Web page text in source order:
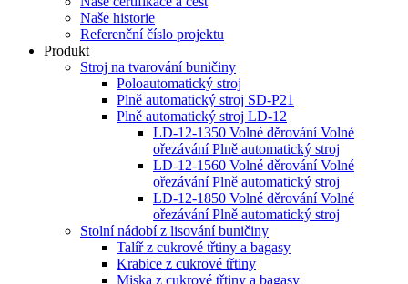
Naše historie
Referenční číslo projektu
Produkt
Stroj na tvarování buničiny
Poloautomatický stroj
Plně automatický stroj SD-P21
Plně automatický stroj LD-12
LD-12-1350 Volné děrování Volné
ořezávání Plně automatický stroj
LD-12-1560 Volné děrování Volné
ořezávání Plně automatický stroj
LD-12-1850 Volné děrování Volné
ořezávání Plně automatický stroj
Stolní nádobí z lisování buničiny
Talíř z cukrové třtiny a bagasy
Krabice z cukrové třtiny
Miska z cukrové třtiny a bagasy